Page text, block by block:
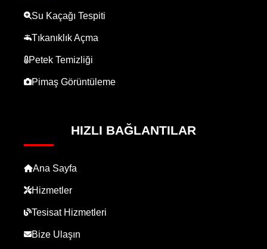
Su Kaçağı Tespiti
Tıkanıklık Açma
Petek Temizliği
Pimaş Görüntüleme
HIZLI BAĞLANTILAR
Ana Sayfa
Hizmetler
Tesisat Hizmetleri
Bize Ulaşın